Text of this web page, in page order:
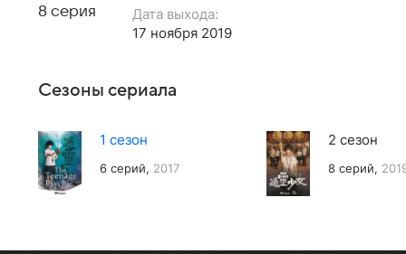
8 серия
Дата выхода:
17 ноября 2019
Сезоны сериала
1 сезон
6 серий, 2017
2 сезон
8 серий,